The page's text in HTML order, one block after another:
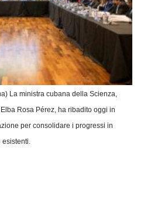
La ministra cubana della Scienza,
Rosa Pérez, ha ribadito oggi in
per consolidare i progressi in
esistenti.